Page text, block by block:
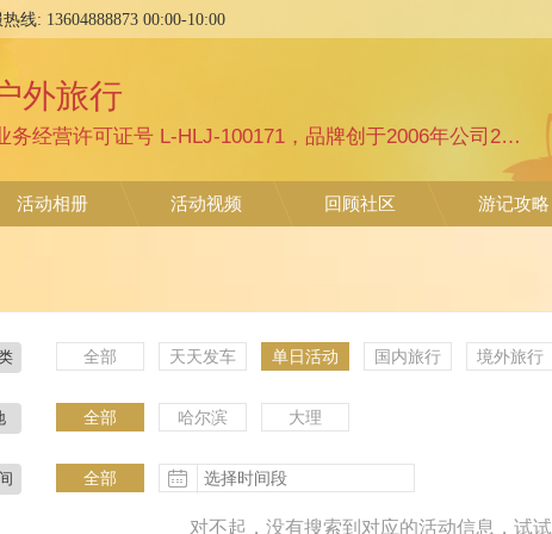
线: 13604888873 00:00-10:00
外旅行
哈尔滨文旅团队旅行社业务经营许可证号 L-HLJ-100171，品牌创于2006年公司2017年成立、诚实守信，专注纯玩精品路线，黑龙江文旅推介官 哈尔滨品质旅行专家 香坊文旅推荐官花果山户外俱乐部+哈尔滨花果山户外旅游有限责任公司，具有国家体育局注册户外俱乐部和旅游公司双重资质认证，从事户外运动、旅行等相关活动的策划与组织实施的外组织。自有经验丰富及具责任心、服务体贴细致专注，
活动相册 活动视频 回顾社区 游记攻略
全部 天天发车 单日活动 国内旅行 境外旅行
全部 哈尔滨 大理
全部
对不起，没有搜索到对应的活动信息，试试